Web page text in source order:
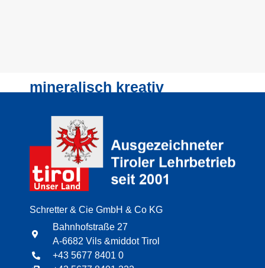
mineralisch kreativ
Schretter & Cie GmbH & Co KG
Bahnhofstraße 27
A-6682 Vils &middot Tirol
+43 5677 8401 0